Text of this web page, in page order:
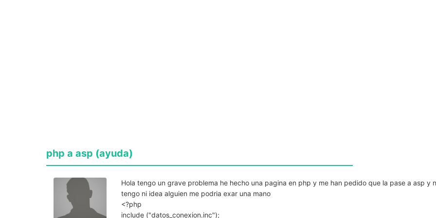
php a asp (ayuda)
Hola tengo un grave problema he hecho una pagina en php y me han pedido que la pase a asp y
tengo ni idea alguien me podria exar una mano
<?php
include ("datos_conexion.inc");